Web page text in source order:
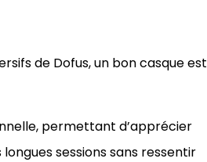
de Dofus, un bon casque est
permettant d’apprécier
sessions sans ressentir